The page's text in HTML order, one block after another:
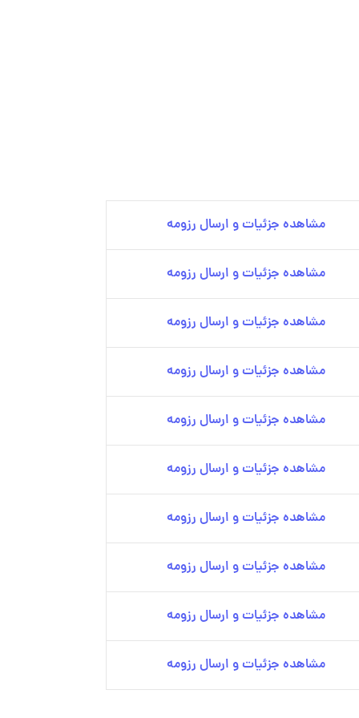
مشاهده جزئیات و ارسال رزومه
مشاهده جزئیات و ارسال رزومه
مشاهده جزئیات و ارسال رزومه
مشاهده جزئیات و ارسال رزومه
مشاهده جزئیات و ارسال رزومه
مشاهده جزئیات و ارسال رزومه
مشاهده جزئیات و ارسال رزومه
مشاهده جزئیات و ارسال رزومه
مشاهده جزئیات و ارسال رزومه
مشاهده جزئیات و ارسال رزومه